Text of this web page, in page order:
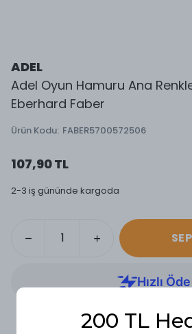
ADEL
Adel Oyun Hamuru Ana
Eberhard Faber
Ürün Kodu: FABER5700572506
107,90 TL
2-3 iş gününde kargoda
200 TL